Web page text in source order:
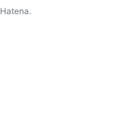
Hatena.